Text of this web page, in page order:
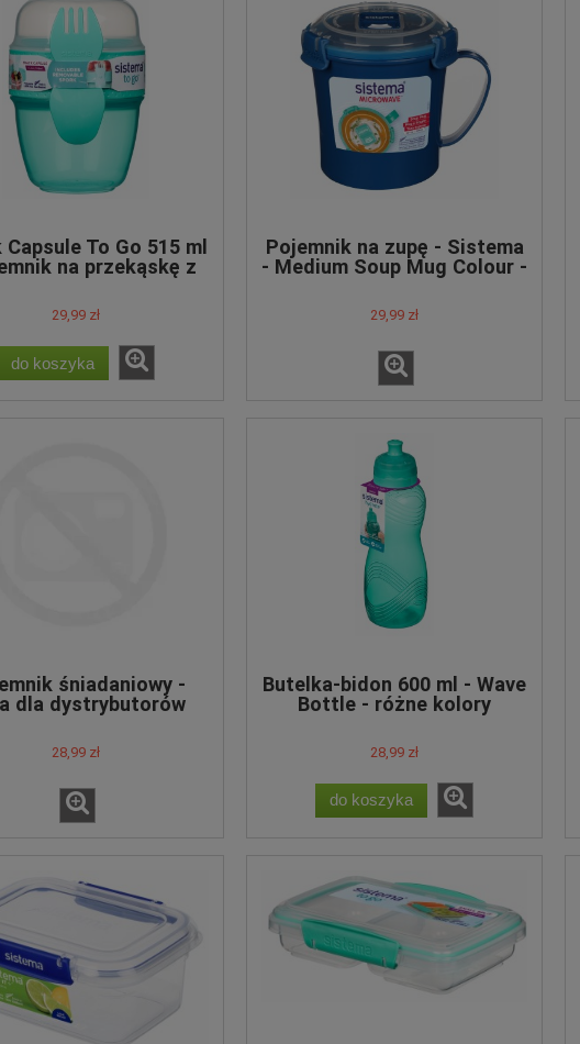
To Go 515 ml
na przekąskę z
29,99 zł
do koszyka
Pojemnik na zupę - Sistema
- Medium Soup Mug Colour -
29,99 zł
śniadaniowy -
dla dystrybutorów
28,99 zł
Butelka-bidon 600 ml - Wave
Bottle - różne kolory
28,99 zł
do koszyka